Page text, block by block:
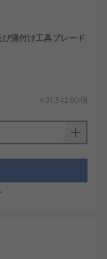
溝付け工具ブレード
￥31,542.00/個